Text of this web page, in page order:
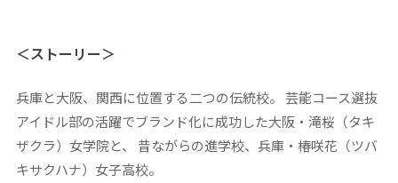
＜ストーリー＞
兵庫と大阪、関西に位置する二つの伝統校。 芸能コース選抜
アイドル部の活躍でブランド化に成功した大阪・滝桜（タキ
ザクラ）女学院と、 昔ながらの進学校、兵庫・椿咲花（ツバ
キサクハナ）女子高校。